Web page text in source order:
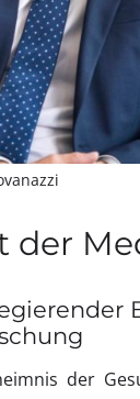
der
der